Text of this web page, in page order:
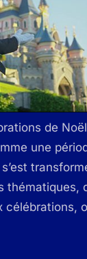
de
une
s’est
célébrations,